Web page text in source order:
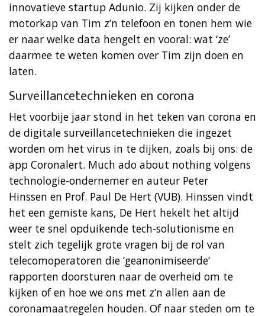
innovatieve startup Adunio. Zij kijken onder de
motorkap van Tim z’n telefoon en tonen hem wie
er naar welke data hengelt en vooral: wat ‘ze’
daarmee te weten komen over Tim zijn doen en
laten.
Surveillancetechnieken en corona
Het voorbije jaar stond in het teken van corona en
de digitale surveillancetechnieken die ingezet
worden om het virus in te dijken, zoals bij ons: de
app Coronalert. Much ado about nothing volgens
technologie-ondernemer en auteur Peter
Hinssen en Prof. Paul De Hert (VUB). Hinssen vindt
het een gemiste kans, De Hert hekelt het altijd
weer te snel opduikende tech-solutionisme en
stelt zich tegelijk grote vragen bij de rol van
telecomoperatoren die ‘geanonimiseerde’
rapporten doorsturen naar de overheid om te
kijken of en hoe we ons met z’n allen aan de
coronamaatregelen houden. Of naar steden om te